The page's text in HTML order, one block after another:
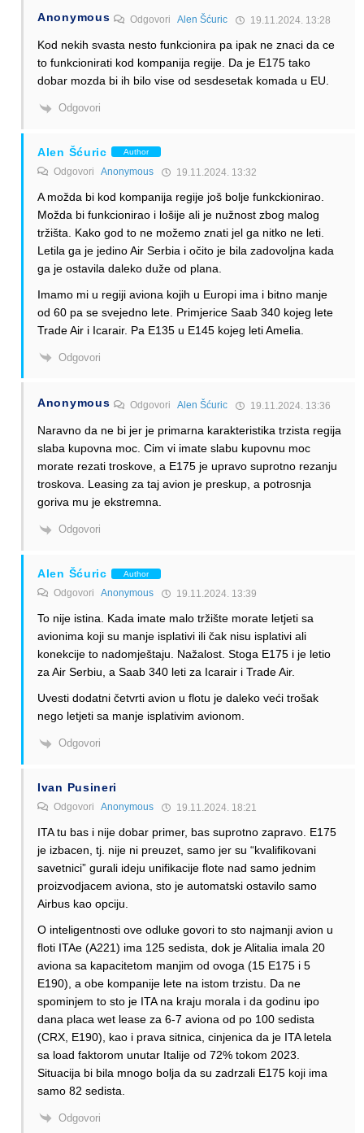
Anonymous OdgovoriAlen Šćuric 19.11.2024. 13:28
Kod nekih svasta nesto funkcionira pa ipak ne znaci da ce
to funkcionirati kod kompanija regije. Da je E175 tako
dobar mozda bi ih bilo vise od sesdesetak komada u EU.
Odgovori
Alen Šćuric Author
Odgovori Anonymous 19.11.2024. 13:32
A možda bi kod kompanija regije još bolje funkckionirao.
Možda bi funkcionirao i lošije ali je nužnost zbog malog
tržišta. Kako god to ne možemo znati jel ga nitko ne leti.
Letila ga je jedino Air Serbia i očito je bila zadovoljna kada
ga je ostavila daleko duže od plana.
Imamo mi u regiji aviona kojih u Europi ima i bitno manje
od 60 pa se svejedno lete. Primjerice Saab 340 kojeg lete
Trade Air i Icarair. Pa E135 u E145 kojeg leti Amelia.
Odgovori
Anonymous OdgovoriAlen Šćuric 19.11.2024. 13:36
Naravno da ne bi jer je primarna karakteristika trzista regija
slaba kupovna moc. Cim vi imate slabu kupovnu moc
morate rezati troskove, a E175 je upravo suprotno rezanju
troskova. Leasing za taj avion je preskup, a potrosnja
goriva mu je ekstremna.
Odgovori
Alen Šćuric Author
Odgovori Anonymous 19.11.2024. 13:39
To nije istina. Kada imate malo tržište morate letjeti sa
avionima koji su manje isplativi ili čak nisu isplativi ali
konekcije to nadomještaju. Nažalost. Stoga E175 i je letio
za Air Serbiu, a Saab 340 leti za Icarair i Trade Air.
Uvesti dodatni četvrti avion u flotu je daleko veći trošak
nego letjeti sa manje isplativim avionom.
Odgovori
Ivan Pusineri
Odgovori Anonymous 19.11.2024. 18:21
ITA tu bas i nije dobar primer, bas suprotno zapravo. E175
je izbacen, tj. nije ni preuzet, samo jer su “kvalifikovani
savetnici” gurali ideju unifikacije flote nad samo jednim
proizvodjacem aviona, sto je automatski ostavilo samo
Airbus kao opciju.
O inteligentnosti ove odluke govori to sto najmanji avion u
floti ITAe (A221) ima 125 sedista, dok je Alitalia imala 20
aviona sa kapacitetom manjim od ovoga (15 E175 i 5
E190), a obe kompanije lete na istom trzistu. Da ne
spominjem to sto je ITA na kraju morala i da godinu ipo
dana placa wet lease za 6-7 aviona od po 100 sedista
(CRX, E190), kao i prava sitnica, cinjenica da je ITA letela
sa load faktorom unutar Italije od 72% tokom 2023.
Situacija bi bila mnogo bolja da su zadrzali E175 koji ima
samo 82 sedista.
Odgovori